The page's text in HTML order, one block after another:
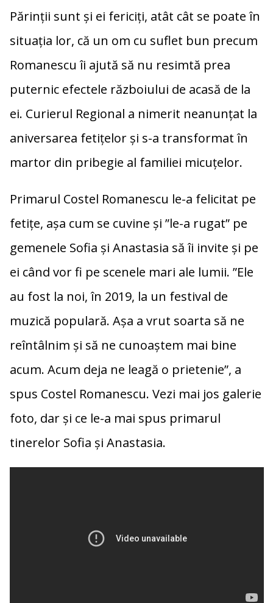
Părinții sunt și ei fericiți, atât cât se poate în
situația lor, că un om cu suflet bun precum
Romanescu îi ajută să nu resimtă prea
puternic efectele războiului de acasă de la
ei. Curierul Regional a nimerit neanunțat la
aniversarea fetițelor și s-a transformat în
martor din pribegie al familiei micuțelor.
Primarul Costel Romanescu le-a felicitat pe
fetițe, așa cum se cuvine și ”le-a rugat” pe
gemenele Sofia și Anastasia să îi invite și pe
ei când vor fi pe scenele mari ale lumii. ”Ele
au fost la noi, în 2019, la un festival de
muzică populară. Așa a vrut soarta să ne
reîntâlnim și să ne cunoaștem mai bine
acum. Acum deja ne leagă o prietenie”, a
spus Costel Romanescu. Vezi mai jos galerie
foto, dar și ce le-a mai spus primarul
tinerelor Sofia și Anastasia.